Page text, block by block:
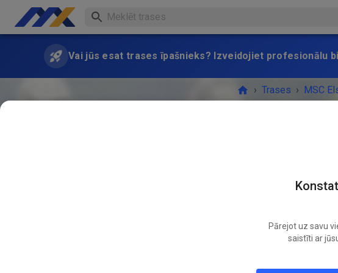
Vai jūs esat trases īpašnieks? Izveidojiet profesionālu
› Trases › MSC
MSC
21629
PASĀKUMS IR
24 Trešdiena
Pārejot uz savu
saistīti ar